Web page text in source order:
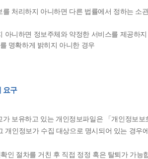
를 처리하지 아니하면 다른 법률에서 정하는 소
아니하면 정보주체와 약정한 서비스를 제공하
명확하게 밝히지 아니한 경우
요구
가 보유하고 있는 개인정보파일은 「개인정보
개인정보가 수집 대상으로 명시되어 있는 경우
확인 절차를 거친 후 직접 정정 혹은 탈퇴가 가능